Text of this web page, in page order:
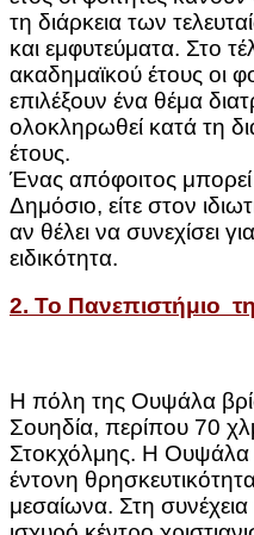
τη διάρκεια των
και εμφυτεύματα. Στο
ακαδημαϊκού έτους οι
επιλέξουν ένα θέμα
ολοκληρωθεί κατά τη
έτους.
Ένας απόφοιτος μπορεί
Δημόσιο, είτε στον
αν θέλει να συνεχίσει
ειδικότητα.
2. Το Πανεπιστήμιο
Η πόλη της Ουψάλα
Σουηδία, περίπου 70
Στοκχόλμης. Η Ουψάλα
έντονη
μεσαίωνα. Στη